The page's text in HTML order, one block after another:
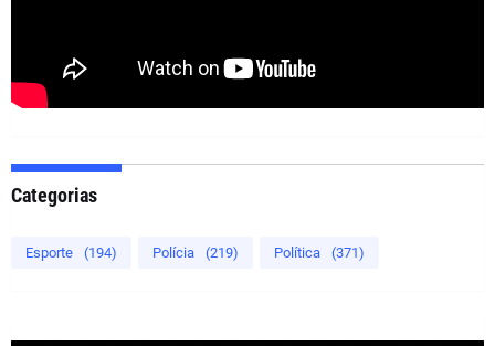
Categorias
Esporte (194) Polícia (219) Política (371)